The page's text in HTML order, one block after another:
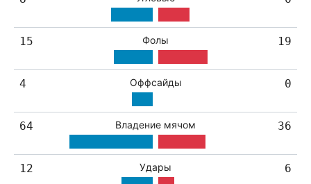
15 Фолы 19
4 Оффсайды 0
64 Владение мячом 36
12 Удары 6